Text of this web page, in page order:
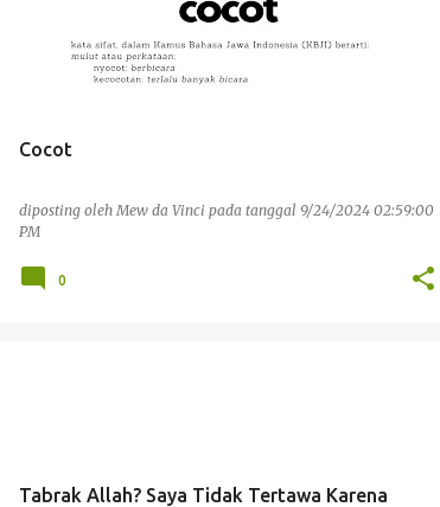
Cocot
diposting olehMew da Vinci pada tanggal 9/24/2024 02:59:00
PM
0
Tabrak Allah? Saya Tidak Tertawa Karena